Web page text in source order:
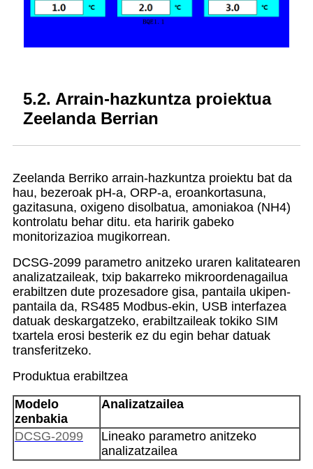
5.2. Arrain-hazkuntza proiektua
Zeelanda Berrian
Zeelanda Berriko arrain-hazkuntza proiektu bat da
hau, bezeroak pH-a, ORP-a, eroankortasuna,
gazitasuna, oxigeno disolbatua, amoniakoa (NH4)
kontrolatu behar ditu. eta haririk gabeko
monitorizazioa mugikorrean.
DCSG-2099 parametro anitzeko uraren kalitatearen
analizatzaileak, txip bakarreko mikroordenagailua
erabiltzen dute prozesadore gisa, pantaila ukipen-
pantaila da, RS485 Modbus-ekin, USB interfazea
datuak deskargatzeko, erabiltzaileak tokiko SIM
txartela erosi besterik ez du egin behar datuak
transferitzeko.
Produktua erabiltzea
Modelo
zenbakia
Analizatzailea
DCSG-2099
Lineako parametro anitzeko
analizatzailea